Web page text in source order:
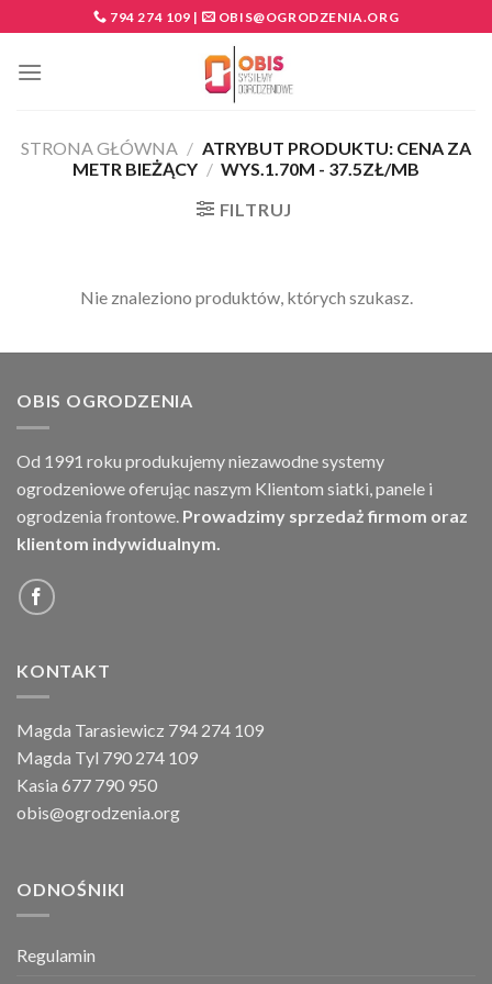
to
content
794 274 109 | OBIS@OGRODZENIA.ORG
STRONA GŁÓWNA / ATRYBUT PRODUKTU: CENA ZA
METR BIEŻĄCY / WYS.1.70M - 37.5ZŁ/MB
FILTRUJ
Nie znaleziono produktów, których szukasz.
OBIS OGRODZENIA
Od 1991 roku produkujemy niezawodne systemy
ogrodzeniowe oferując naszym Klientom siatki, panele i
ogrodzenia frontowe. Prowadzimy sprzedaż firmom oraz
klientom indywidualnym.
KONTAKT
Magda Tarasiewicz 794 274 109
Magda Tyl 790 274 109
Kasia 677 790 950
obis@ogrodzenia.org
ODNOŚNIKI
Regulamin